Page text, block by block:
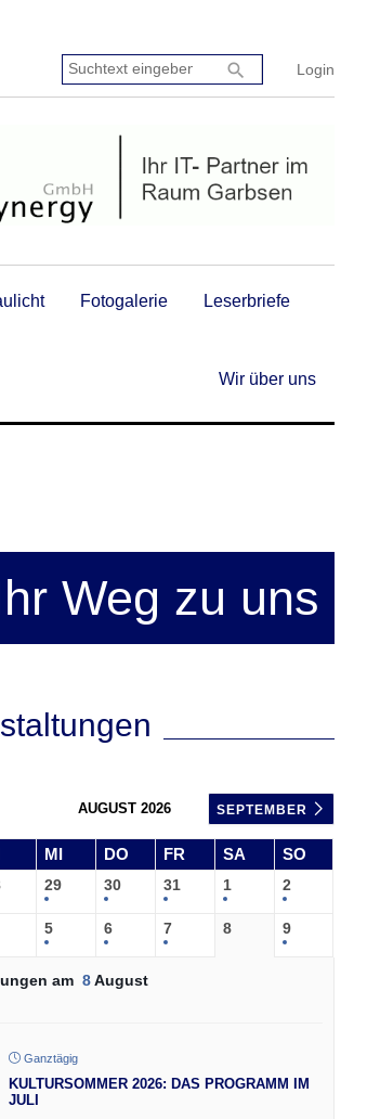
Login
Suchtext
eingeben:
search
Fotogalerie Leserbriefe
Wir über uns
Weg zu uns
AUGUST 2026 SEPTEMBER
MI DO FR SA SO
29 30 31 1 2
5 6 7 8 9
am 8August
Ganztägig
KULTURSOMMER 2026: DAS PROGRAMM IM
JULI